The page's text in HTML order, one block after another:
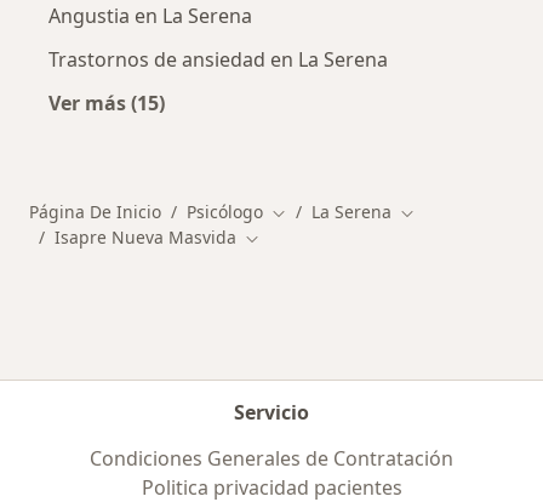
Angustia en La Serena
Trastornos de ansiedad en La Serena
Ver más (15)
Página De Inicio Psicólogo Cambiar de ciudad
La Serena Cambiar de
Isapre Nueva Masvida Cambiar de ciudad
Servicio
Condiciones Generales de Contratación
Politica privacidad pacientes